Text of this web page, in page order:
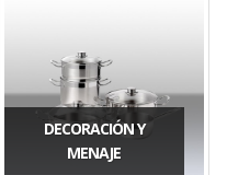
DECORACIÓN Y
MENAJE